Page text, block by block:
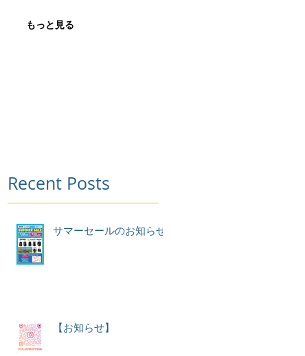
もっと見る
Recent Posts
サマーセールのお知らせ
【お知らせ】